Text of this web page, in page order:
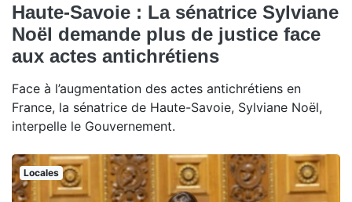
Haute-Savoie : La sénatrice Sylviane
Noël demande plus de justice face
aux actes antichrétiens
Face à l’augmentation des actes antichrétiens en
France, la sénatrice de Haute-Savoie, Sylviane Noël,
interpelle le Gouvernement.
Locales